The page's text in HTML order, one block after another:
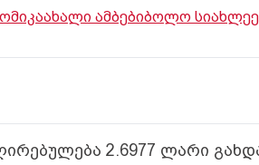
ახალი ამბებიბოლო
2.6977 ლარი